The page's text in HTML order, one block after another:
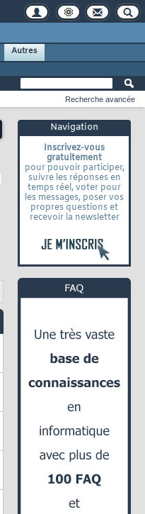
Autres
Recherche avancée
Navigation
Inscrivez-vous
gratuitement
pour pouvoir participer,
suivre les réponses en
temps réel, voter pour
les messages, poser vos
propres questions et
recevoir la newsletter